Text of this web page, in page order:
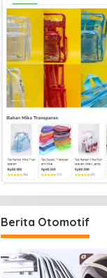
Berita Otomotif